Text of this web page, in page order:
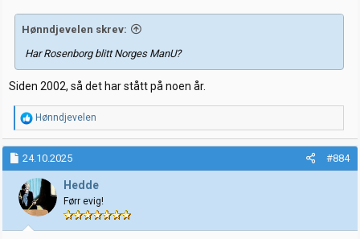
Hønndjevelen skrev:
Har Rosenborg blitt Norges ManU?
Siden 2002, så det har stått på noen år.
R
e
a
k
s
j
o
n
e
r
Hønndjevelen
24.10.2025 #884
Hedde
Førr evig!